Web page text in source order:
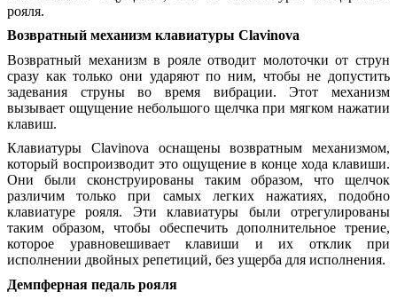
рояля.
Возвратный механизм клавиатуры Clavinova
Возвратный механизм в рояле отводит молоточки от струн
сразу как только они ударяют по ним, чтобы не допустить
задевания струны во время вибрации. Этот механизм
вызывает ощущение небольшого щелчка при мягком нажатии
клавиш.
Клавиатуры Clavinova оснащены возвратным механизмом,
который воспроизводит это ощущение в конце хода клавиши.
Они были сконструированы таким образом, что щелчок
различим только при самых легких нажатиях, подобно
клавиатуре рояля. Эти клавиатуры были отрегулированы
таким образом, чтобы обеспечить дополнительное трение,
которое уравновешивает клавиши и их отклик при
исполнении двойных репетиций, без ущерба для исполнения.
Демпферная педаль рояля